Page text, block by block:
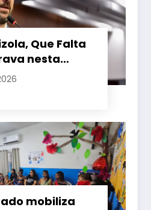
Que Falta
nesta
episódio
estadual
mobiliza